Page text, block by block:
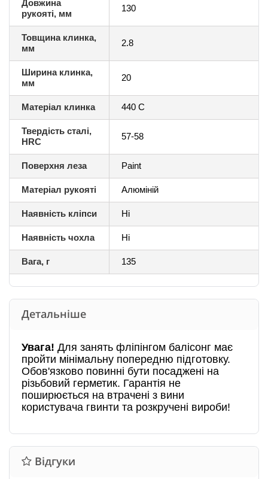
Довжина
рукояті, мм
130
Товщина клинка,
мм
2.8
Ширина клинка,
мм
20
Матеріал клинка 440 С
Твердість сталі,
HRC
57-58
Поверхня леза Paint
Матеріал рукояті Алюміній
Наявність кліпси Ні
Наявність чохла Ні
Вага, г 135
Детальніше
Увага! Для занять фліпінгом балісонг має
пройти мінімальну попередню підготовку.
Обов'язково повинні бути посаджені на
різьбовий герметик. Гарантія не
поширюється на втрачені з вини
користувача гвинти та розкручені вироби!
Відгуки